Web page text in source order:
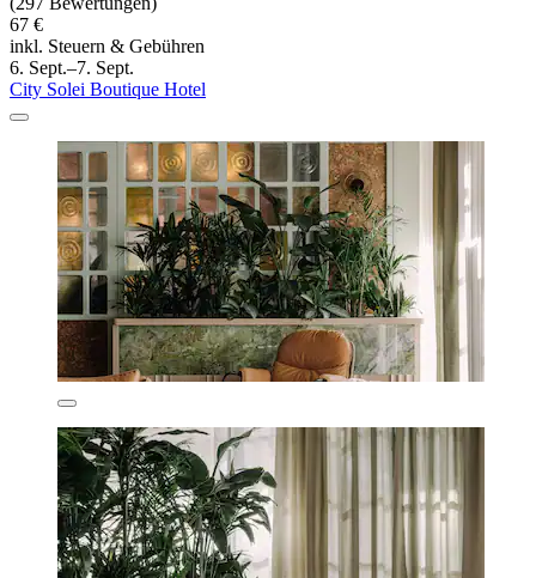
67 €
inkl. Steuern & Gebühren
6. Sept.–7. Sept.
City Solei Boutique Hotel